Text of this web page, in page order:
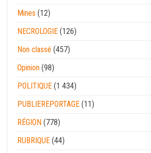
Mines (12)
NECROLOGIE (126)
Non classé (457)
Opinion (98)
POLITIQUE (1 434)
PUBLIEREPORTAGE (11)
RÉGION (778)
RUBRIQUE (44)